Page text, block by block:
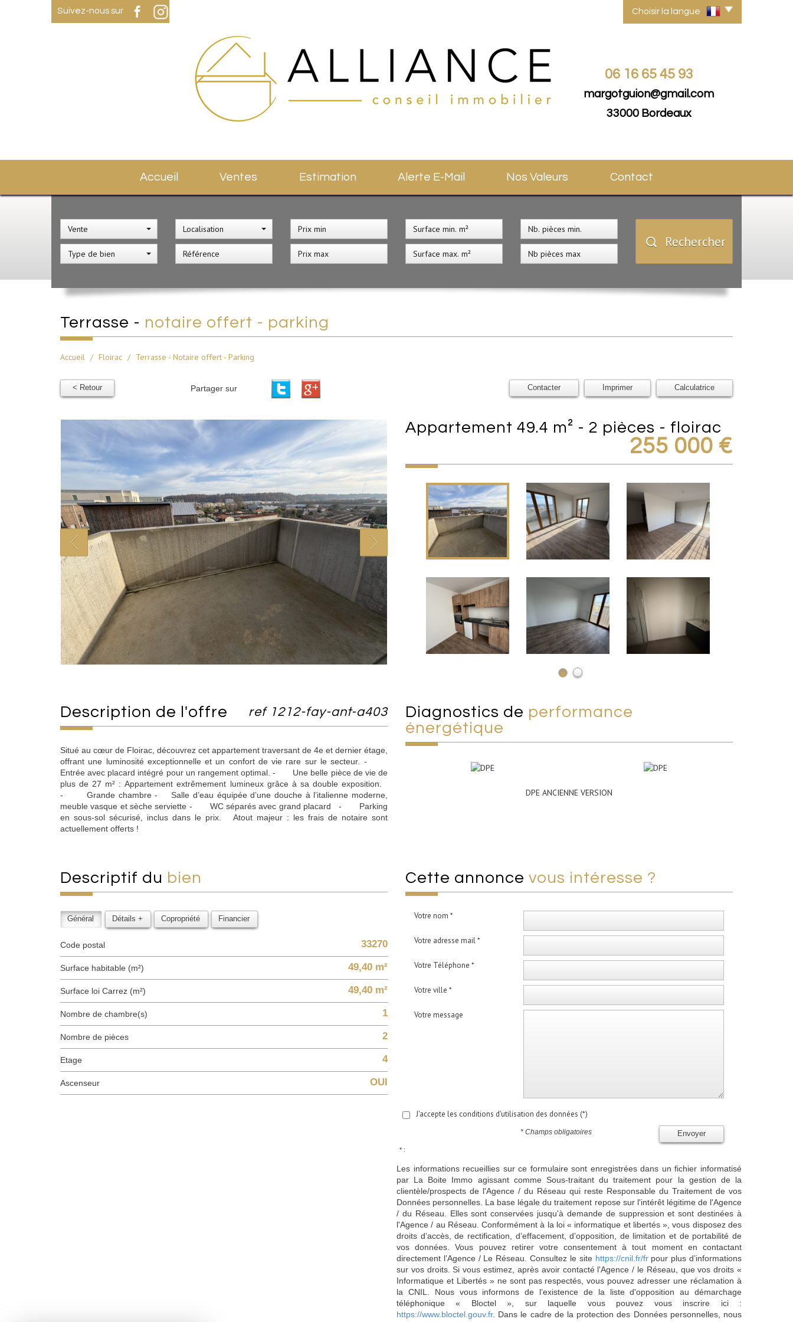
Suivez-nous sur Choisir la langue
06 16 65 45 93
margotguion@gmail.com
33000 Bordeaux
Accueil Ventes Estimation Alerte E-Mail Nos Valeurs Contact
Vente
Type de bien
Localisation
Rechercher
terrasse - notaire offert - parking
Accueil Floirac Terrasse - Notaire offert - Parking
< Retour Partager sur Contacter Imprimer Calculatrice
appartement 49.4 m² - 2 pièces - floirac
255 000 €
description de l'offre ref 1212-fay-ant-a403
Situé au cœur de Floirac, découvrez cet appartement traversant de 4e et dernier étage,
offrant une luminosité exceptionnelle et un confort de vie rare sur le secteur. -
Entrée avec placard intégré pour un rangement optimal. - Une belle pièce de vie de
plus de 27 m² : Appartement extrêmement lumineux grâce à sa double exposition.
- Grande chambre - Salle d’eau équipée d’une douche à l’italienne moderne,
meuble vasque et sèche serviette - WC séparés avec grand placard - Parking
en sous-sol sécurisé, inclus dans le prix. Atout majeur : les frais de notaire sont
actuellement offerts !
diagnostics de performance
énergétique
DPE ANCIENNE VERSION
descriptif du bien
Général Détails + Copropriété Financier
Code postal 33270
Surface habitable (m²) 49,40 m²
Surface loi Carrez (m²) 49,40 m²
Nombre de chambre(s) 1
Nombre de pièces 2
Etage 4
Ascenseur OUI
cette annonce vous intéresse ?
Votre nom *
Votre adresse mail *
Votre Téléphone *
Votre ville *
Votre message
J'accepte les conditions d'utilisation des données (*)
Envoyer
* Champs obligatoires
* :
Les informations recueillies sur ce formulaire sont enregistrées dans un fichier informatisé
par La Boite Immo agissant comme Sous-traitant du traitement pour la gestion de la
clientèle/prospects de l'Agence / du Réseau qui reste Responsable du Traitement de vos
Données personnelles. La base légale du traitement repose sur l'intérêt légitime de l'Agence
/ du Réseau. Elles sont conservées jusqu'à demande de suppression et sont destinées à
l'Agence / au Réseau. Conformément à la loi « informatique et libertés », vous disposez des
droits d’accès, de rectification, d’effacement, d’opposition, de limitation et de portabilité de
vos données. Vous pouvez retirer votre consentement à tout moment en contactant
directement l’Agence / Le Réseau. Consultez le site https://cnil.fr/frpour plus d’informations
sur vos droits. Si vous estimez, après avoir contacté l'Agence / le Réseau, que vos droits «
Informatique et Libertés » ne sont pas respectés, vous pouvez adresser une réclamation à
la CNIL. Nous vous informons de l’existence de la liste d'opposition au démarchage
téléphonique « Bloctel », sur laquelle vous pouvez vous inscrire ici :
https://www.bloctel.gouv.fr. Dans le cadre de la protection des Données personnelles, nous